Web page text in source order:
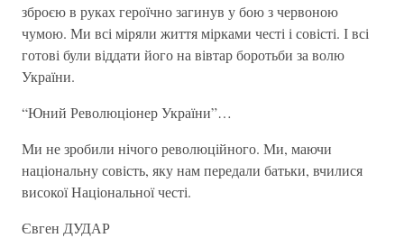
зброєю в руках героїчно загинув у бою з червоною
чумою. Ми всі міряли життя мірками честі і совісті. І всі
готові були віддати його на вівтар боротьби за волю
України.
“Юний Революціонер України”…
Ми не зробили нічого революційного. Ми, маючи
національну совість, яку нам передали батьки, вчилися
високої Національної честі.
Євген ДУДАР